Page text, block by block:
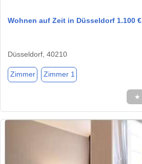
Wohnen auf Zeit in Düsseldorf 1.100 €
Düsseldorf, 40210
Zimmer Zimmer 1
★